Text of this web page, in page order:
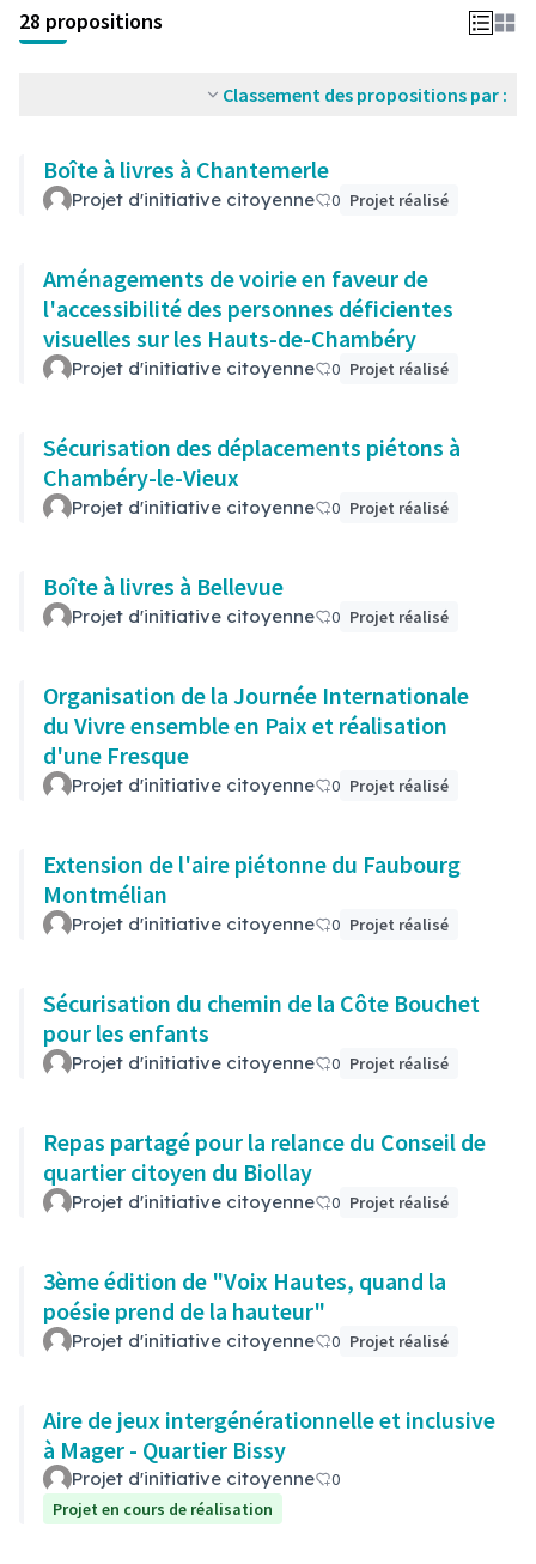
28 propositions
Classement des propositions par :
Boîte à livres à Chantemerle
Projet d'initiative citoyenne 0 Projet réalisé
Aménagements de voirie en faveur de
l'accessibilité des personnes déficientes
visuelles sur les Hauts-de-Chambéry
Projet d'initiative citoyenne 0 Projet réalisé
Sécurisation des déplacements piétons à
Chambéry-le-Vieux
Projet d'initiative citoyenne 0 Projet réalisé
Boîte à livres à Bellevue
Projet d'initiative citoyenne 0 Projet réalisé
Organisation de la Journée Internationale
du Vivre ensemble en Paix et réalisation
d'une Fresque
Projet d'initiative citoyenne 0 Projet réalisé
Extension de l'aire piétonne du Faubourg
Montmélian
Projet d'initiative citoyenne 0 Projet réalisé
Sécurisation du chemin de la Côte Bouchet
pour les enfants
Projet d'initiative citoyenne 0 Projet réalisé
Repas partagé pour la relance du Conseil de
quartier citoyen du Biollay
Projet d'initiative citoyenne 0 Projet réalisé
3ème édition de "Voix Hautes, quand la
poésie prend de la hauteur"
Projet d'initiative citoyenne 0 Projet réalisé
Aire de jeux intergénérationnelle et inclusive
à Mager - Quartier Bissy
Projet d'initiative citoyenne
0
Projet en cours de réalisation